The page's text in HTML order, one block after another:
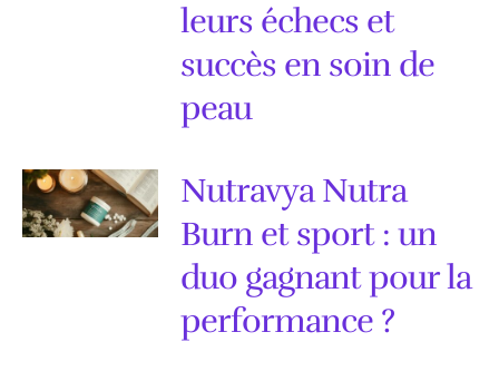
leurs échecs et
succès en soin de
peau
Nutravya Nutra
Burn et sport : un
duo gagnant pour la
performance ?